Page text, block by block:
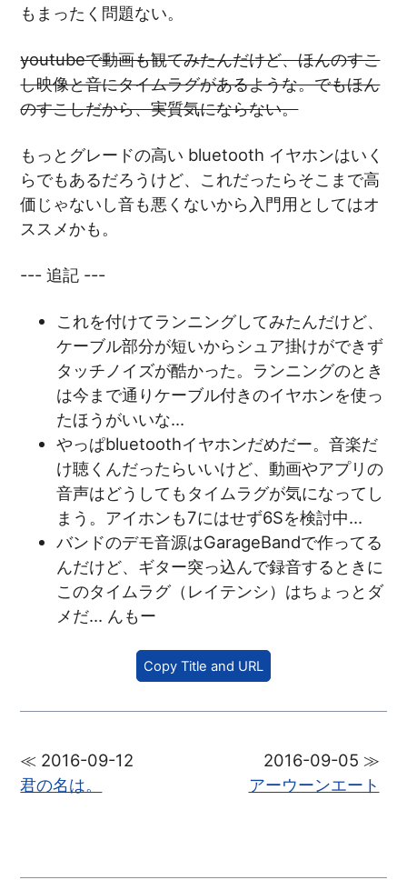
もまったく問題ない。
youtubeで動画も観てみたんだけど、ほんのすこ
し映像と音にタイムラグがあるような。でもほん
のすこしだから、実質気にならない。
もっとグレードの高い bluetooth イヤホンはいく
らでもあるだろうけど、これだったらそこまで高
価じゃないし音も悪くないから入門用としてはオ
ススメかも。
--- 追記 ---
これを付けてランニングしてみたんだけど、
ケーブル部分が短いからシュア掛けができず
タッチノイズが酷かった。ランニングのとき
は今まで通りケーブル付きのイヤホンを使っ
たほうがいいな…
やっぱbluetoothイヤホンだめだー。音楽だ
け聴くんだったらいいけど、動画やアプリの
音声はどうしてもタイムラグが気になってし
まう。アイホンも7にはせず6Sを検討中…
バンドのデモ音源はGarageBandで作ってる
んだけど、ギター突っ込んで録音するときに
このタイムラグ（レイテンシ）はちょっとダ
メだ… んもー
Copy Title and URL
≪ 2016-09-12
君の名は。
2016-09-05 ≫
アーウーンエート